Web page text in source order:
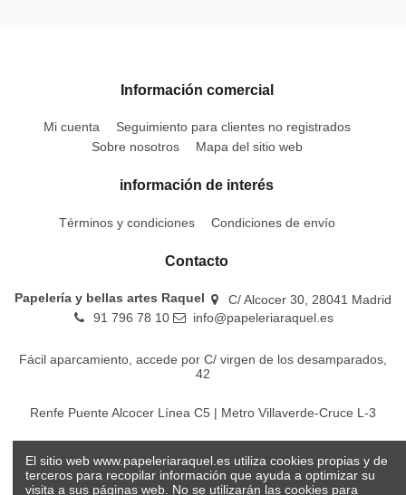
Información comercial
Mi cuenta
Seguimiento para clientes no registrados
Sobre nosotros
Mapa del sitio web
información de interés
Términos y condiciones Condiciones de envío
Contacto
Papelería y bellas artes Raquel
C/ Alcocer 30, 28041 Madrid
91 796 78 10
info@papeleriaraquel.es
Fácil aparcamiento, accede por C/ virgen de los desamparados,
42
Renfe Puente Alcocer Línea C5 | Metro Villaverde-Cruce L-3
El sitio web www.papeleriaraquel.es utiliza cookies propias y de
terceros para recopilar información que ayuda a optimizar su
visita a sus páginas web. No se utilizarán las cookies para